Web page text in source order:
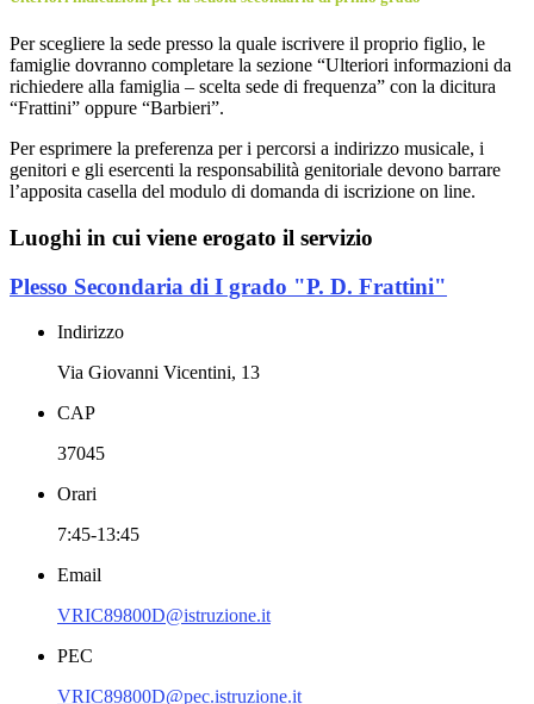
Per scegliere la sede presso la quale iscrivere il proprio figlio, le
famiglie dovranno completare la sezione “Ulteriori informazioni da
richiedere alla famiglia – scelta sede di frequenza” con la dicitura
“Frattini” oppure “Barbieri”.
Per esprimere la preferenza per i percorsi a indirizzo musicale, i
genitori e gli esercenti la responsabilità genitoriale devono barrare
l’apposita casella del modulo di domanda di iscrizione on line.
Luoghi in cui viene erogato il servizio
Plesso Secondaria di I grado "P. D. Frattini"
Indirizzo
Via Giovanni Vicentini, 13
CAP
37045
Orari
7:45-13:45
Email
VRIC89800D@istruzione.it
PEC
VRIC89800D@pec.istruzione.it